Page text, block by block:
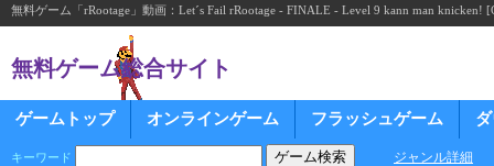
無料ゲーム「rRootage」動画：Let´s Fail rRootage - FINALE - Level 9 kann man knicken!
無料ゲーム総合サイト
ゲームトップ オンラインゲーム フラッシュゲーム
キーワード ジャンル詳細